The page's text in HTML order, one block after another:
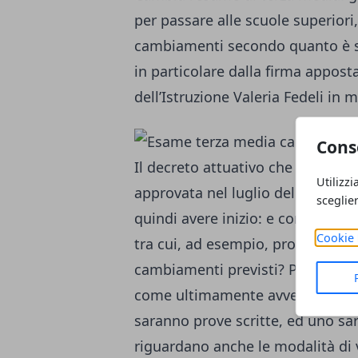
Cookie
per passare alle scuole
cambiamenti secondo quanto è
in particolare dalla firma
dell’Istruzione Valeria Fedeli in
Il decreto attuativo che riguarda
approvata nel luglio del 2015
quindi avere inizio: e con esso,
tra cui, ad esempio, proprio
cambiamenti previsti? Primo
come ultimamente avveniva,
saranno prove scritte, ed uno
riguardano anche le modalità